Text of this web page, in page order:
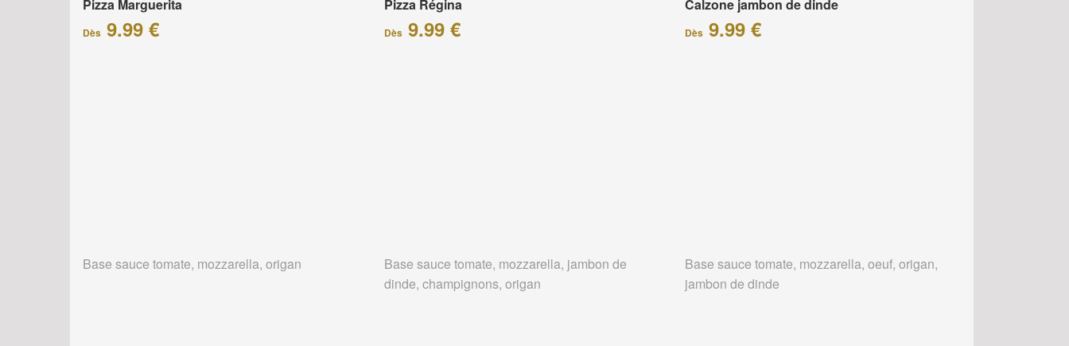
Pizza Marguerita
Dès 9.99 €
Base sauce tomate, mozzarella, origan
Pizza Régina
Dès9.99 €
Base sauce tomate, mozzarella, jambon de
dinde, champignons, origan
Calzone jambon de dinde
Dès 9.99 €
Base sauce tomate, mozzarella, oeuf, origan,
jambon de dinde